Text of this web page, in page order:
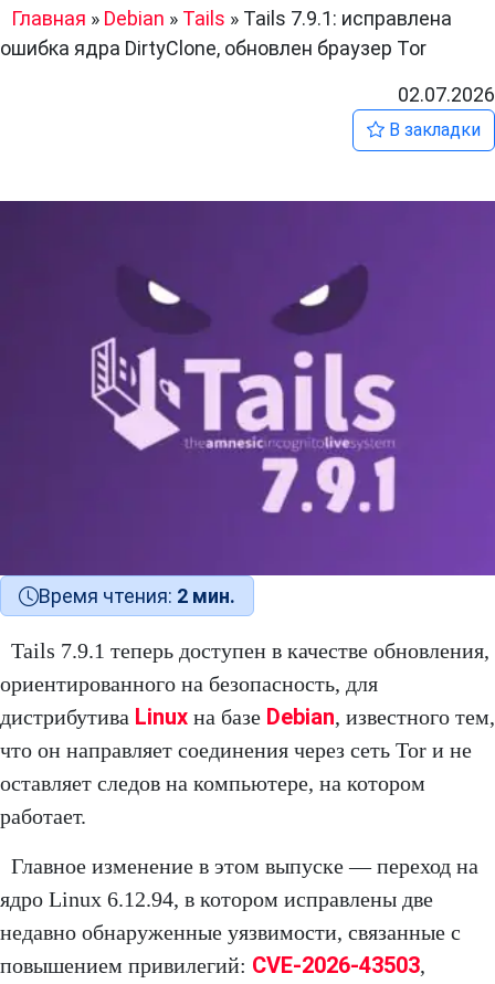
Главная » Debian » Tails » Tails 7.9.1: исправлена
ошибка ядра DirtyClone, обновлен браузер Tor
02.07.2026
В закладки
Время чтения: 2 мин.
Tails 7.9.1 теперь доступен в качестве обновления,
ориентированного на безопасность, для
дистрибутива Linux на базе Debian, известного тем,
что он направляет соединения через сеть Tor и не
оставляет следов на компьютере, на котором
работает.
Главное изменение в этом выпуске — переход на
ядро Linux 6.12.94, в котором исправлены две
недавно обнаруженные уязвимости, связанные с
повышением привилегий: CVE-2026-43503,